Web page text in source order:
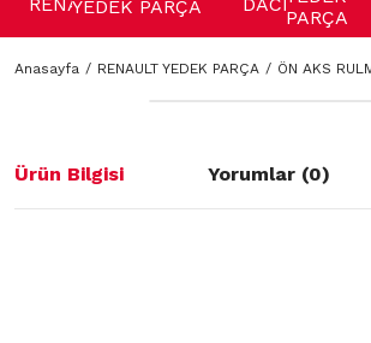
YEDEK PARÇA
PARÇA
Anasayfa RENAULT YEDEK PARÇA ÖN AKS
Ürün Bilgisi Yorumlar (0)